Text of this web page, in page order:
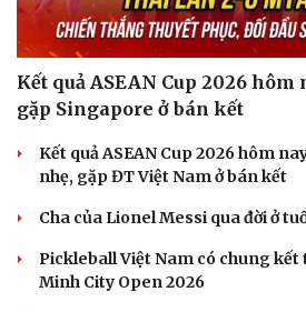
Cải chính
Kết quả ASEAN Cup 2026 hôm
gặp Singapore ở bán kết
Kết quả ASEAN Cup 2026 hôm
nhẹ, gặp ĐT Việt Nam ở bán kết
Cha của Lionel Messi qua đời ở
Pickleball Việt Nam có chung kết
Minh City Open 2026